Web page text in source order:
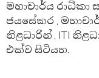
මහාචාර්ය රාධිකා
ජයසේකර ,
නිළධාරින් , ITI
එක්ව සිටියහ.